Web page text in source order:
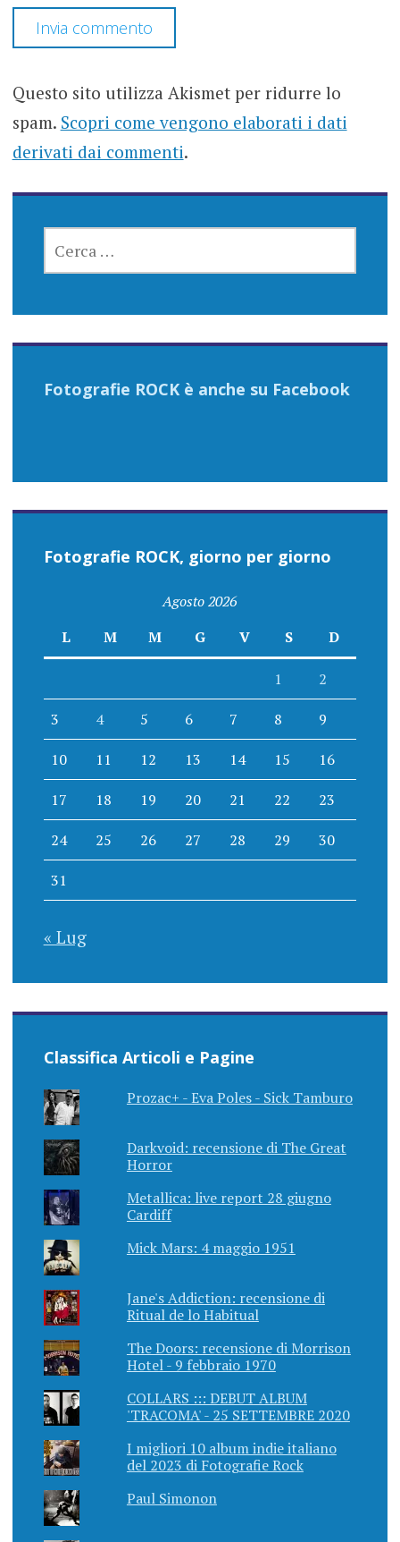
Questo sito utilizza Akismet per ridurre lo
spam. Scopri come vengono elaborati i dati
derivati dai commenti.
PER:
Fotografie ROCK è anche su Facebook
Fotografie ROCK, giorno per giorno
Agosto 2026
L
M M G V S D
1 2
3 4 5 6 7 8 9
10 11 12 13 14 15 16
17 18 19 20 21 22 23
24 25 26 27 28 29 30
31
« Lug
Classifica Articoli e Pagine
Prozac+ - Eva Poles - Sick Tamburo
Darkvoid: recensione di The Great
Horror
Metallica: live report 28 giugno
Cardiff
Mick Mars: 4 maggio 1951
Jane's Addiction: recensione di
Ritual de lo Habitual
The Doors: recensione di Morrison
Hotel - 9 febbraio 1970
COLLARS ::: DEBUT ALBUM
'TRACOMA' - 25 SETTEMBRE 2020
I migliori 10 album indie italiano
del 2023 di Fotografie Rock
Paul Simonon